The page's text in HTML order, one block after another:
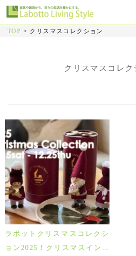
TOP > クリスマスコレクション
クリスマスコレク
ラボットクリスマスコレクシ
ョン2025！クリスマスインテ